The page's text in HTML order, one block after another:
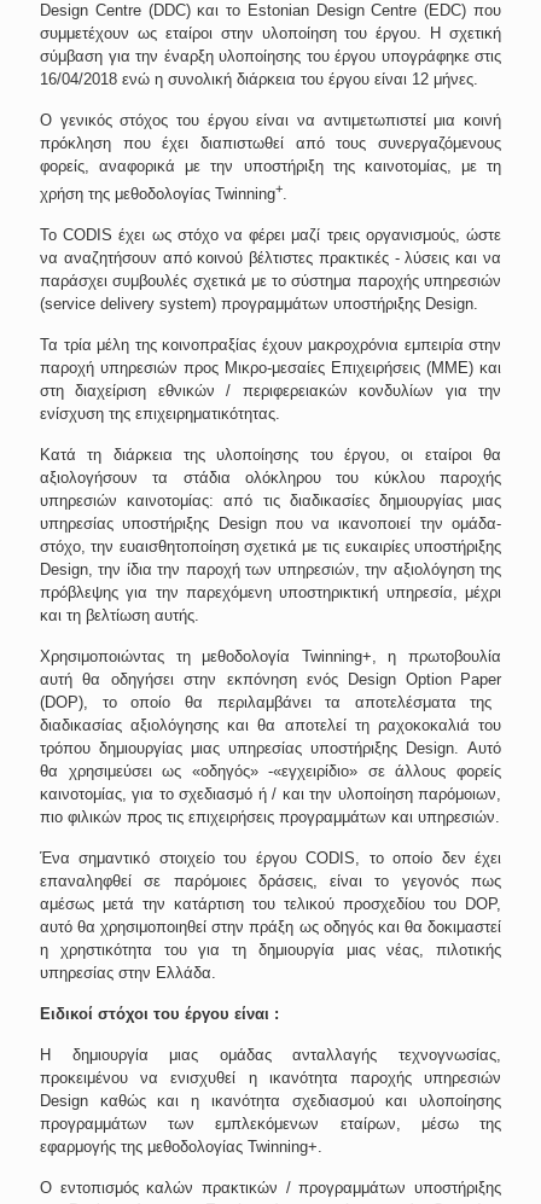
Design Centre (DDC) και το Estonian Design Centre (EDC) που
συμμετέχουν ως εταίροι στην υλοποίηση του έργου. Η σχετική
σύμβαση για την έναρξη υλοποίησης του έργου υπογράφηκε στις
16/04/2018 ενώ η συνολική διάρκεια του έργου είναι 12 μήνες.
Ο γενικός στόχος του έργου είναι να αντιμετωπιστεί μια κοινή
πρόκληση που έχει διαπιστωθεί από τους συνεργαζόμενους
φορείς, αναφορικά με την υποστήριξη της καινοτομίας, με τη
χρήση της μεθοδολογίας Twinning+.
Το CODIS έχει ως στόχο να φέρει μαζί τρεις οργανισμούς, ώστε
να αναζητήσουν από κοινού βέλτιστες πρακτικές - λύσεις και να
παράσχει συμβουλές σχετικά με το σύστημα παροχής υπηρεσιών
(service delivery system) προγραμμάτων υποστήριξης Design.
Τα τρία μέλη της κοινοπραξίας έχουν μακροχρόνια εμπειρία στην
παροχή υπηρεσιών προς Μικρο-μεσαίες Επιχειρήσεις (ΜΜΕ) και
στη διαχείριση εθνικών / περιφερειακών κονδυλίων για την
ενίσχυση της επιχειρηματικότητας.
Κατά τη διάρκεια της υλοποίησης του έργου, οι εταίροι θα
αξιολογήσουν τα στάδια ολόκληρου του κύκλου παροχής
υπηρεσιών καινοτομίας: από τις διαδικασίες δημιουργίας μιας
υπηρεσίας υποστήριξης Design που να ικανοποιεί την ομάδα-
στόχο, την ευαισθητοποίηση σχετικά με τις ευκαιρίες υποστήριξης
Design, την ίδια την παροχή των υπηρεσιών, την αξιολόγηση της
πρόβλεψης για την παρεχόμενη υποστηρικτική υπηρεσία, μέχρι
και τη βελτίωση αυτής.
Χρησιμοποιώντας τη μεθοδολογία Twinning+, η πρωτοβουλία
αυτή θα οδηγήσει στην εκπόνηση ενός
Design Option
Paper
(DOP), το οποίο θα περιλαμβάνει τα αποτελέσματα της
διαδικασίας αξιολόγησης και θα αποτελεί τη ραχοκοκαλιά του
τρόπου δημιουργίας μιας υπηρεσίας υποστήριξης Design. Αυτό
θα χρησιμεύσει ως «οδηγός» -«εγχειρίδιο» σε άλλους φορείς
καινοτομίας, για το σχεδιασμό ή / και την υλοποίηση παρόμοιων,
πιο φιλικών προς τις επιχειρήσεις προγραμμάτων και υπηρεσιών.
Ένα σημαντικό στοιχείο του έργου CODIS, το οποίο δεν έχει
επαναληφθεί σε παρόμοιες δράσεις, είναι το γεγονός πως
αμέσως μετά την κατάρτιση του τελικού προσχεδίου του DOP,
αυτό θα χρησιμοποιηθεί στην πράξη ως οδηγός και θα δοκιμαστεί
η χρηστικότητα του για τη δημιουργία μιας νέας, πιλοτικής
υπηρεσίας στην Ελλάδα.
Ειδικοί στόχοι του έργου είναι :
Η δημιουργία μιας ομάδας ανταλλαγής τεχνογνωσίας,
προκειμένου να ενισχυθεί η ικανότητα παροχής υπηρεσιών
Design καθώς και η ικανότητα σχεδιασμού και υλοποίησης
προγραμμάτων των εμπλεκόμενων εταίρων, μέσω της
εφαρμογής της μεθοδολογίας Twinning+.
Ο εντοπισμός καλών πρακτικών / προγραμμάτων υποστήριξης